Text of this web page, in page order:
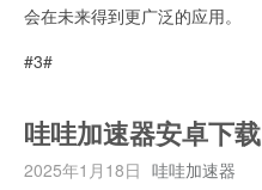
会在未来得到更广泛的应用。
#3#
哇哇加速器安卓下载
2025年1月18日 哇哇加速器